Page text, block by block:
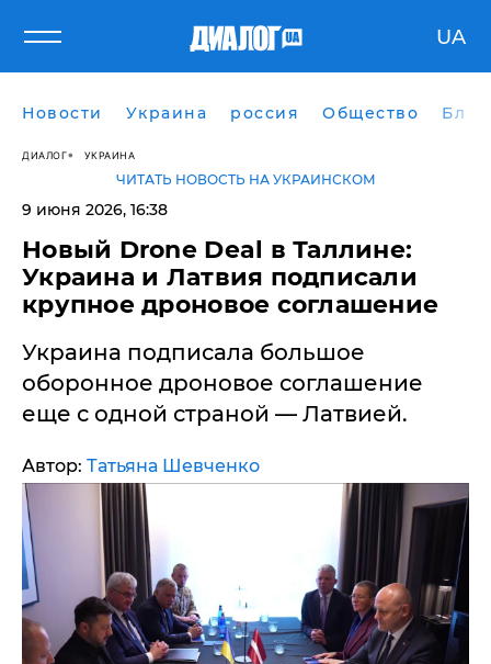
UA
Новости Украина россия Общество
ДИАЛОГ УКРАИНА
ЧИТАТЬ НОВОСТЬ НА УКРАИНСКОМ
9 июня 2026, 16:38
​Новый Drone Deal в Таллине:
Украина и Латвия подписали
крупное дроновое соглашение
Украина подписала большое
оборонное дроновое соглашение
еще с одной страной — Латвией.
Автор: Татьяна Шевченко